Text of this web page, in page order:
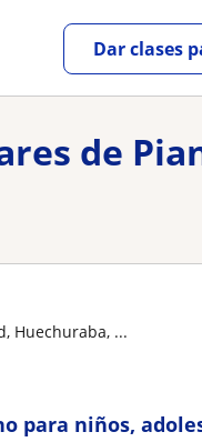
Dar clases
de
Huechuraba, ...
para niños,